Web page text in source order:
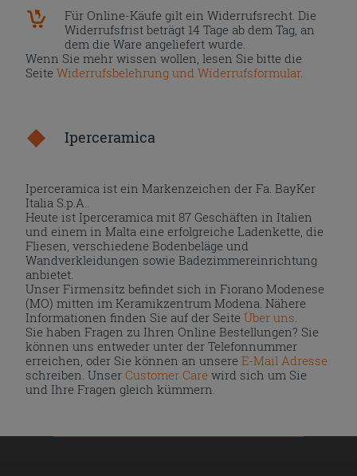
Für Online-Käufe gilt ein Widerrufsrecht. Die
Widerrufsfrist beträgt 14 Tage ab dem Tag, an
dem die Ware angeliefert wurde.
Wenn Sie mehr wissen wollen, lesen Sie bitte die
SeiteWiderrufsbelehrung und Widerrufsformular.
Iperceramica
Iperceramica ist ein Markenzeichen der Fa. BayKer
Italia S.p.A..
Heute ist Iperceramica mit 87 Geschäften in Italien
und einem in Malta eine erfolgreiche Ladenkette, die
Fliesen, verschiedene Bodenbeläge und
Wandverkleidungen sowie Badezimmereinrichtung
anbietet.
Unser Firmensitz befindet sich in Fiorano Modenese
(MO) mitten im Keramikzentrum Modena. Nähere
Informationen finden Sie auf der Seite Über uns
Sie haben Fragen zu Ihren Online Bestellungen? Sie
können uns entweder unter der Telefonnummer
erreichen, oder Sie können an unsereE-Mail Adresse
schreiben. UnserCustomer Care wird sich um Sie
und Ihre Fragen gleich kümmern.